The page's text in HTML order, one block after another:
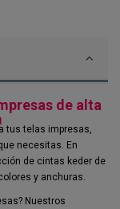
de alta
tus telas impresas,
necesitas. En
de cintas keder de
y anchuras.
Nuestros